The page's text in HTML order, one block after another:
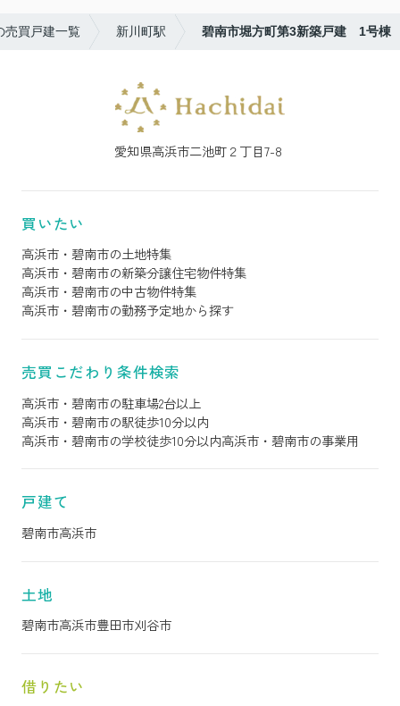
売買戸建一覧 新川町駅 碧南市堀方町第3新築戸建 1号棟
愛知県高浜市二池町２丁目7-8
買いたい
高浜市・碧南市の土地特集
高浜市・碧南市の新築分譲住宅物件特集
高浜市・碧南市の中古物件特集
高浜市・碧南市の勤務予定地から探す
売買こだわり条件検索
高浜市・碧南市の駐車場2台以上
高浜市・碧南市の駅徒歩10分以内
高浜市・碧南市の学校徒歩10分以内高浜市・碧南市の事業用
戸建て
碧南市高浜市
土地
碧南市高浜市豊田市刈谷市
借りたい